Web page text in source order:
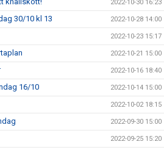
2022-10-30 16:23
30/10 kl 13 2022-10-28 14:00
2022-10-23 15:17
2022-10-21 15:00
2022-10-16 18:40
16/10 2022-10-14 15:00
2022-10-02 18:15
2022-09-30 15:00
2022-09-25 15:20